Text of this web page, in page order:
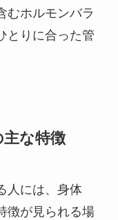
むホルモンバラ
とりに合った管
な特徴
人には、身体
徴が見られる場